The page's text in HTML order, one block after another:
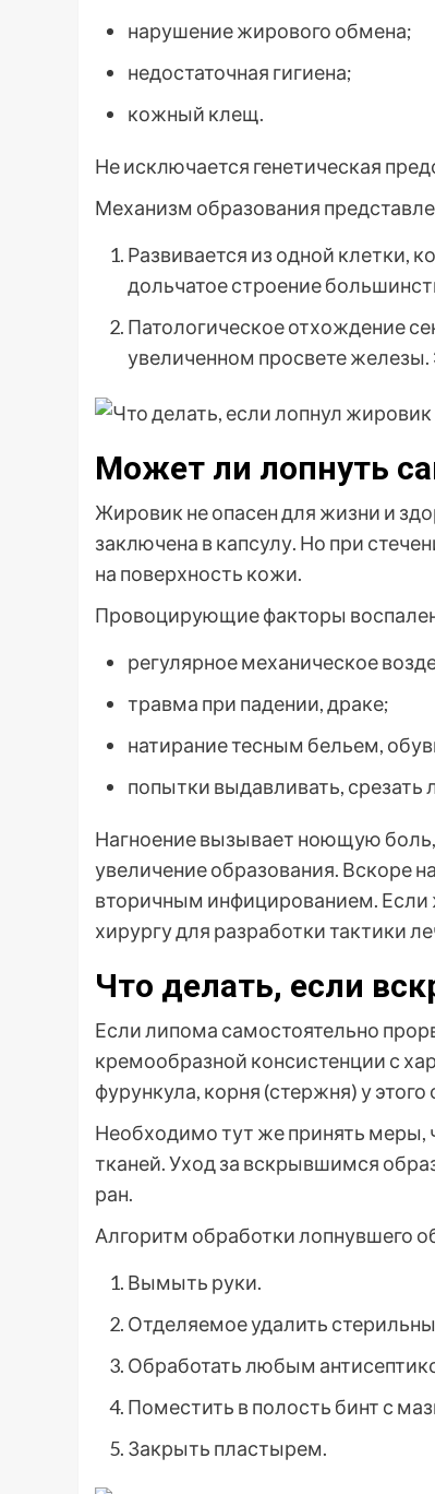
нарушение жирового обмена;
недостаточная гигиена;
кожный клещ.
Не исключается генетическая
Механизм образования
Развивается из одной клетки,
дольчатое строение
Патологическое отхождение
увеличенном просвете
Может ли лопнуть
Жировик не опасен для жизни и
заключена в капсулу. Но при
на поверхность кожи.
Провоцирующие факторы
регулярное механическое
травма при падении, драке;
натирание тесным бельем,
попытки выдавливать,
Нагноение вызывает ноющую
увеличение образования. Вскоре
вторичным инфицированием. Если
хирургу для разработки тактики
Что делать, если
Если липома самостоятельно
кремообразной консистенции с
фурункула, корня (стержня) у этого
Необходимо тут же принять меры,
тканей. Уход за вскрывшимся
ран.
Алгоритм обработки лопнувшего
Вымыть руки.
Отделяемое удалить
Обработать любым
Поместить в полость бинт с
Закрыть пластырем.